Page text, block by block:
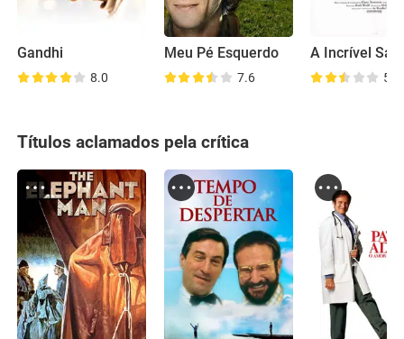
Gandhi
8.0
Meu Pé Esquerdo
7.6
A Incrível
5.5
Títulos aclamados pela crítica